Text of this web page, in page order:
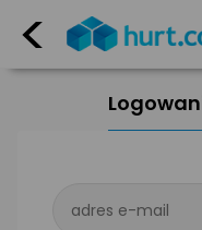
<
adres e-mail